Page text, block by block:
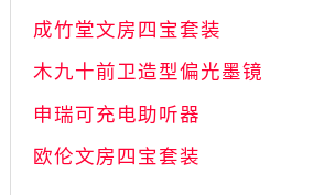
​​​​​​​成竹堂文房四宝套装
木九十前卫造型偏光墨镜
申瑞可充电助听器
欧伦文房四宝套装